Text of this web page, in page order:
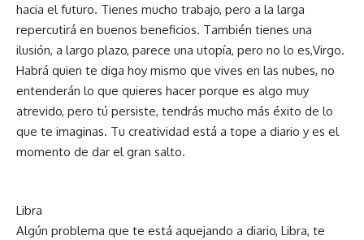
hacia el futuro. Tienes mucho trabajo, pero a la larga
repercutirá en buenos beneficios. También tienes una
ilusión, a largo plazo, parece una utopía, pero no lo es,Virgo.
Habrá quien te diga hoy mismo que vives en las nubes, no
entenderán lo que quieres hacer porque es algo muy
atrevido, pero tú persiste, tendrás mucho más éxito de lo
que te imaginas. Tu creatividad está a tope a diario y es el
momento de dar el gran salto.
Libra
Algún problema que te está aquejando a diario, Libra, te